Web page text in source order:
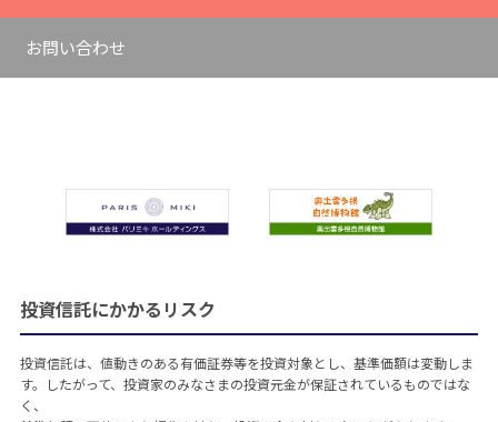
お問い合わせ
投資信託にかかるリスク
投資信託は、値動きのある有価証券等を投資対象とし、基準価額は変動しま
す。したがって、投資家のみなさまの投資元金が保証されているものではな
く、